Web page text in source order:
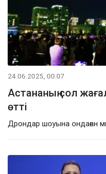
24.06.2025, 00:07
Астананың сол
өтті
Дрондар шоуына ондаған